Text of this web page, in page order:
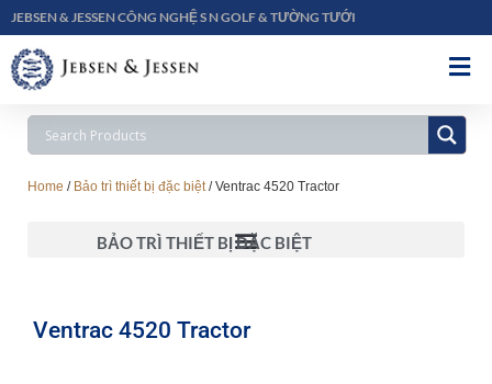
JEBSEN & JESSEN CÔNG NGHỆ S N GOLF & TƯỜNG TƯỚI
Home / Bảo trì thiết bị đặc biệt/ Ventrac 4520 Tractor
BẢO TRÌ THIẾT BỊ ĐẶC BIỆT
Ventrac 4520 Tractor